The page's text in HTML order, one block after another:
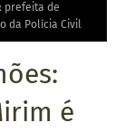
prefeita de
da Polícia Civil
é